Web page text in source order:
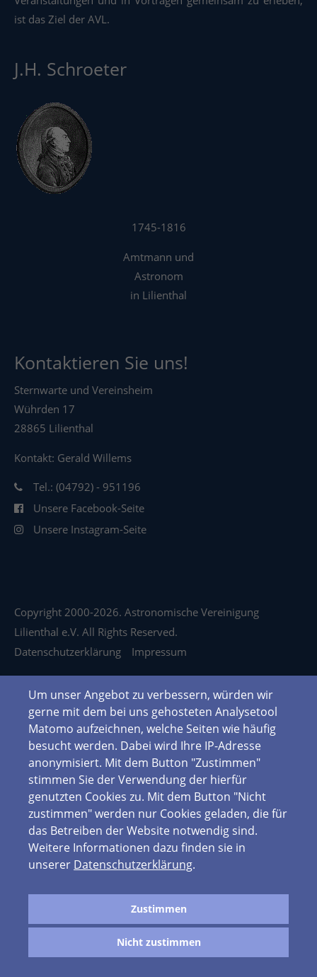
ist das Ziel der AVL.
J.H. Schroeter
1745-1816
Amtmann und
Astronom
in Lilienthal
Kontaktieren Sie uns!
Sternwarte und Vereinsheim
Wührden 17
28865 Lilienthal
Kontakt: Gerald Willems
Tel.: (04792) - 951196
Unsere Facebook-Seite
Unsere Instagram-Seite
Copyright 2000-2026. Astronomische Vereinigung
Lilienthal e.V. All Rights Reserved.
Datenschutzerklärung
Impressum
Um unser Angebot zu verbessern, würden wir
gerne mit dem bei uns gehosteten Analysetool
Matomo aufzeichnen, welche Seiten wie häufig
besucht werden. Dabei wird Ihre IP-Adresse
anonymisiert. Mit dem Button "Zustimmen"
stimmen Sie der Verwendung der hierfür
genutzten Cookies zu. Mit dem Button "Nicht
zustimmen" werden nur Cookies geladen, die für
das Betreiben der Website notwendig sind.
Weitere Informationen dazu finden sie in
unserer Datenschutzerklärung.
Zustimmen
Nicht zustimmen